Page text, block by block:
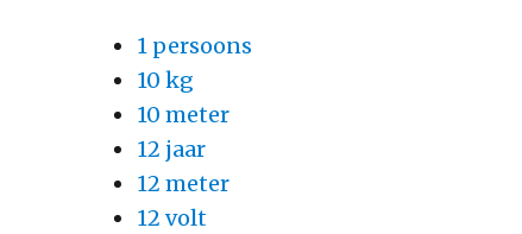
1 persoons
10 kg
10 meter
12 jaar
12 meter
12 volt